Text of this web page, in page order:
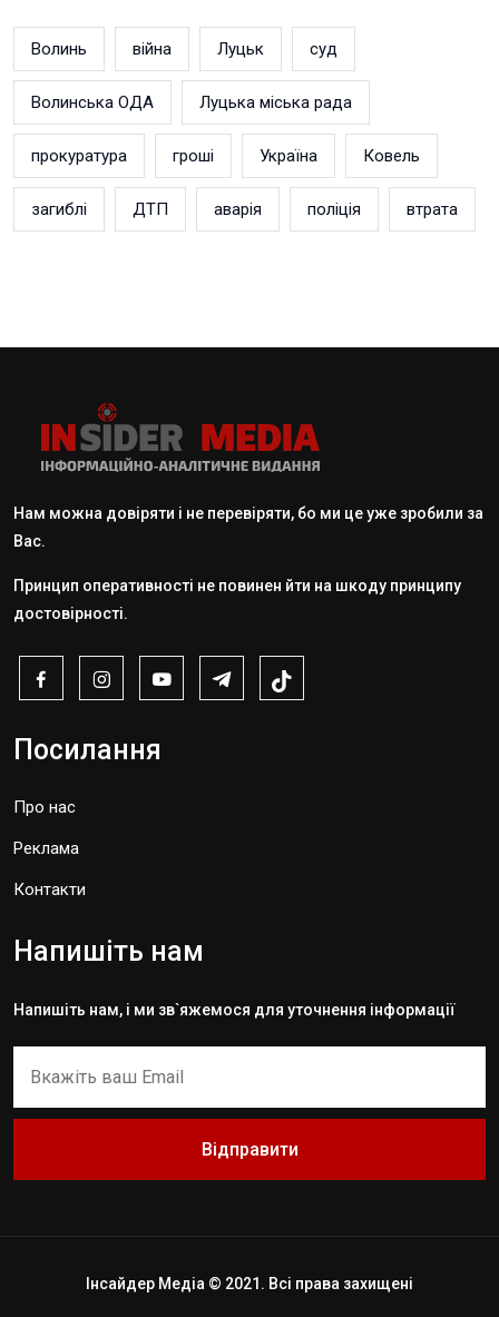
Волинь війна Луцьк суд
Волинська ОДА Луцька міська рада
прокуратура гроші Україна Ковель
загиблі ДТП аварія поліція втрата
Нам можна довіряти і не перевіряти, бо ми це уже зробили за
Вас.
Принцип оперативності не повинен йти на шкоду принципу
достовірності.
Посилання
Про нас
Реклама
Контакти
Напишіть нам
Напишіть нам, і ми зв`яжемося для уточнення інформації
Відправити
Інсайдер Медіа © 2021. Всі права захищені